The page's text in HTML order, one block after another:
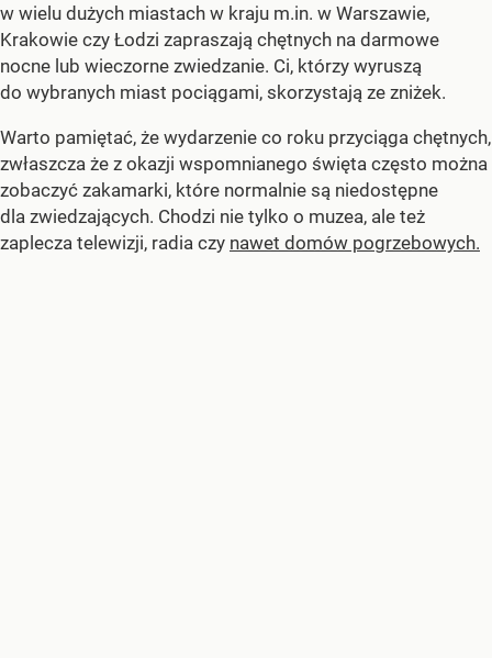
w wielu dużych miastach w kraju m.in. w Warszawie,
Krakowie czy Łodzi zapraszają chętnych na darmowe
nocne lub wieczorne zwiedzanie. Ci, którzy wyruszą
do wybranych miast pociągami, skorzystają ze zniżek.
Warto pamiętać, że wydarzenie co roku przyciąga chętnych,
zwłaszcza że z okazji wspomnianego święta często można
zobaczyć zakamarki, które normalnie są niedostępne
dla zwiedzających. Chodzi nie tylko o muzea, ale też
zaplecza telewizji, radia czy nawet domów pogrzebowych.